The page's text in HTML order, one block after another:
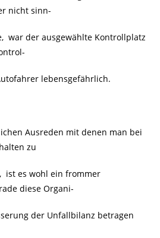
nicht sinn-
war der ausgewählte Kontrollplatz
lebensgefährlich.
Ausreden mit denen man bei
zu
ist es wohl ein frommer
diese Organi-
der Unfallbilanz betragen